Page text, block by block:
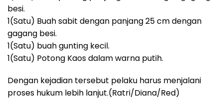
besi.
1(Satu) Buah sabit dengan panjang 25 cm dengan
gagang besi.
1(Satu) buah gunting kecil.
1(Satu) Potong Kaos dalam warna putih.
Dengan kejadian tersebut pelaku harus menjalani
proses hukum lebih lanjut.(Ratri/Diana/Red)